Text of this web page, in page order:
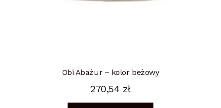
Obi Abażur – kolor beżowy
270,54 zł